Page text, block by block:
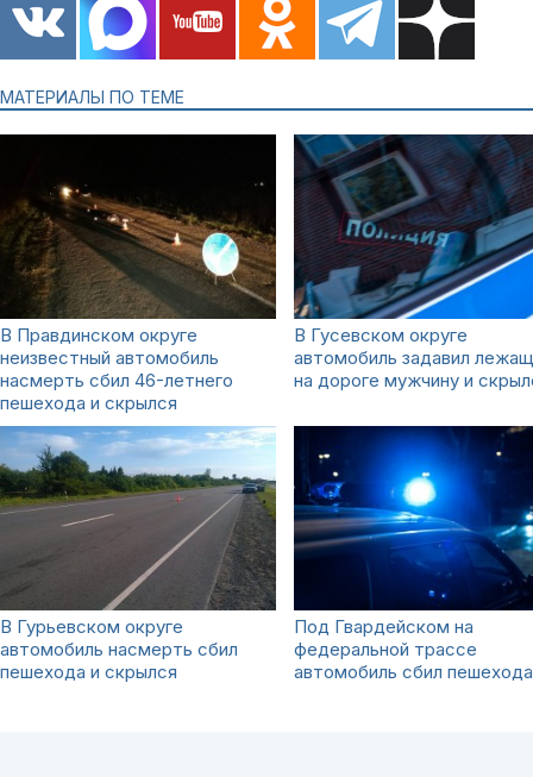
МАТЕРИАЛЫ ПО ТЕМЕ
В Правдинском округе
неизвестный автомобиль
насмерть сбил 46-летнего
пешехода и скрылся
В Гусевском округе
автомобиль задавил
на дороге мужчину и
В Гурьевском округе
автомобиль насмерть сбил
пешехода и скрылся
Под Гвардейском на
федеральной трассе
автомобиль сбил пешехода